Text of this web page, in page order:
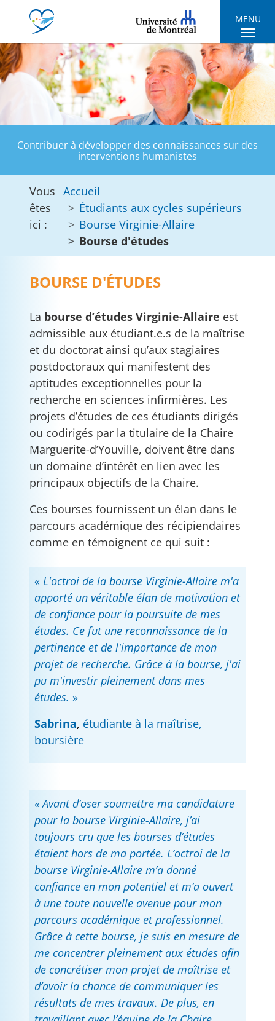
Skip to main navigation
Skip to main content
Skip to page footer
MENU
Contribuer à développer des connaissances sur des
interventions humanistes
Vous
êtes
ici :
Accueil
Étudiants aux cycles supérieurs
Bourse Virginie-Allaire
Bourse d'études
BOURSE D'ÉTUDES
La bourse d’études Virginie-Allaire est
admissible aux étudiant.e.s de la maîtrise
et du doctorat ainsi qu’aux stagiaires
postdoctoraux qui manifestent des
aptitudes exceptionnelles pour la
recherche en sciences infirmières. Les
projets d’études de ces étudiants dirigés
ou codirigés par la titulaire de la Chaire
Marguerite-d’Youville, doivent être dans
un domaine d’intérêt en lien avec les
principaux objectifs de la Chaire.
Ces bourses fournissent un élan dans le
parcours académique des récipiendaires
comme en témoignent ce qui suit :
« L'octroi de la bourse Virginie-Allaire m'a
apporté un véritable élan de motivation et
de confiance pour la poursuite de mes
études. Ce fut une reconnaissance de la
pertinence et de l'importance de mon
projet de recherche. Grâce à la bourse, j'ai
pu m'investir pleinement dans mes
études. »
Sabrina, étudiante à la maîtrise,
boursière
« Avant d’oser soumettre ma candidature
pour la bourse Virginie-Allaire, j’ai
toujours cru que les bourses d’études
étaient hors de ma portée. L’octroi de la
bourse Virginie-Allaire m’a donné
confiance en mon potentiel et m’a ouvert
à une toute nouvelle avenue pour mon
parcours académique et professionnel.
Grâce à cette bourse, je suis en mesure de
me concentrer pleinement aux études afin
de concrétiser mon projet de maîtrise et
d’avoir la chance de communiquer les
résultats de mes travaux. De plus, en